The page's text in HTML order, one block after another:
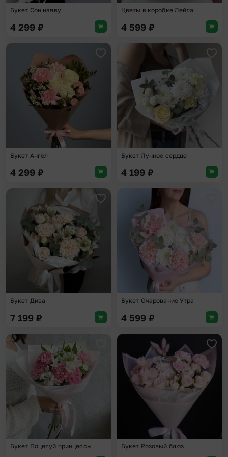
Букет Сон наяву
4 299 ₽
Цветы в коробке Лейла
4 599 ₽
Добавить в избранное
Букет Ангел
4 299 ₽
Букет Лунное сердце
4 199 ₽
Добавить в избранное
Букет Дива
7 199 ₽
Букет Очарование Утра
4 599 ₽
Добавить в избранное
Букет Поцелуй принцессы Букет Розовый блюз